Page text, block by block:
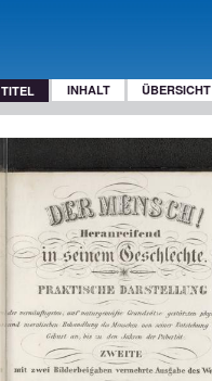
TITEL INHALT ÜBERSICHT